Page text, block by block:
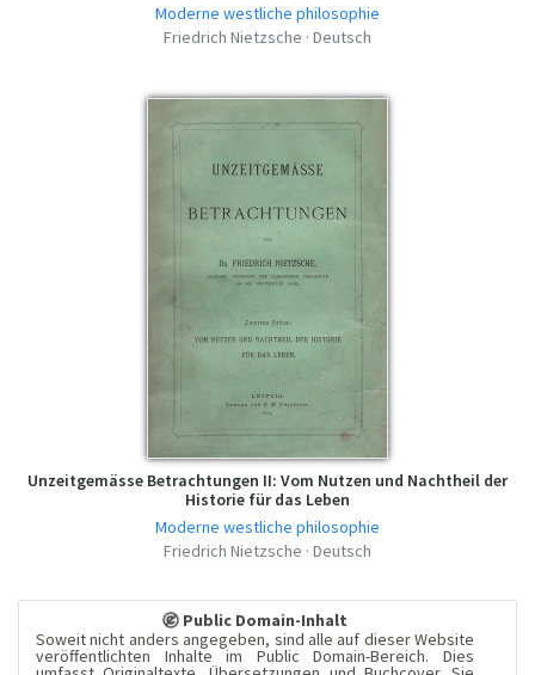
Moderne westliche philosophie
Friedrich Nietzsche · Deutsch
Unzeitgemässe Betrachtungen II: Vom Nutzen und Nachtheil der
Historie für das Leben
Moderne westliche philosophie
Friedrich Nietzsche · Deutsch
Public Domain-Inhalt
Soweit nicht anders angegeben, sind alle auf dieser Website
veröffentlichten Inhalte im Public Domain-Bereich. Dies